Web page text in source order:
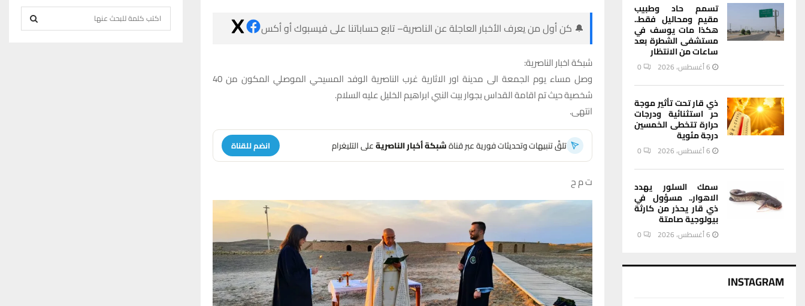
🔔 كن أول من يعرف الأخبار العاجلة عن الناصرية– تابع حساباتنا على فيسبوك أو أكس
شبكة اخبار الناصرية:
وصل مساء يوم الجمعة الى مدينة اور الاثارية غرب الناصرية الوفد المسيحي الموصلي المكون من 40
شخصية حيث تم اقامة القداس بجوار بيت النبي ابراهيم الخليل عليه السلام.
انتهى.
تلقَّ تنبيهات وتحديثات فورية عبر قناةشبكة أخبار الناصريةعلى التليغرام انضم للقناة
ت م ح
تسمم حاد وطبيب
مقيم ومحاليل فقط..
هكذا مات يوسف في
مستشفى الشطرة بعد
ساعات من الانتظار
6 أغسطس، 2026 0
ذي قار تحت تأثير موجة
حر استثنائية ودرجات
حرارة تتخطى الخمسين
درجة مئوية
6 أغسطس، 2026 0
سمك السلور يهدد
الاهوار.. مسؤول في
ذي قار يحذر من كارثة
بيولوجية صامتة
6 أغسطس، 2026 0
INSTAGRAM
e